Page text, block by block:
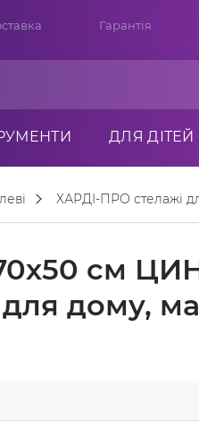
Гарантія
ДЛЯ ДІТЕЙ
ХАРДІ-ПРО стелажі
см
дому,